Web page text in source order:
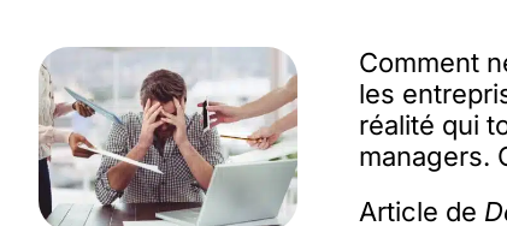
Comment
les
réalité qui
managers.
Article de